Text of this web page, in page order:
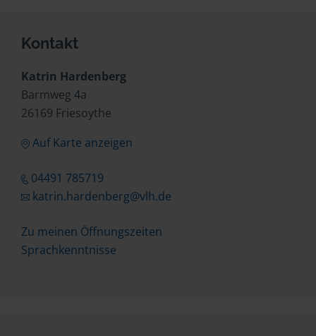
Kontakt
Katrin Hardenberg
Barmweg 4a
26169 Friesoythe
Auf Karte anzeigen
04491 785719
katrin.hardenberg@vlh.de
Zu meinen Öffnungszeiten
Sprachkenntnisse